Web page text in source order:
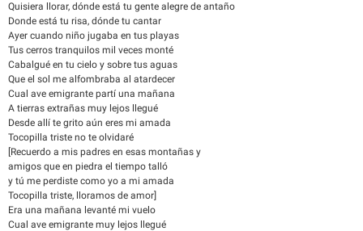
Quisiera llorar, dónde está tu gente alegre de antaño
Donde está tu risa, dónde tu cantar
Ayer cuando niño jugaba en tus playas
Tus cerros tranquilos mil veces monté
Cabalgué en tu cielo y sobre tus aguas
Que el sol me alfombraba al atardecer
Cual ave emigrante partí una mañana
A tierras extrañas muy lejos llegué
Desde allí te grito aún eres mi amada
Tocopilla triste no te olvidaré
[Recuerdo a mis padres en esas montañas y
amigos que en piedra el tiempo talló
y tú me perdiste como yo a mi amada
Tocopilla triste, lloramos de amor]
Era una mañana levanté mi vuelo
Cual ave emigrante muy lejos llegué